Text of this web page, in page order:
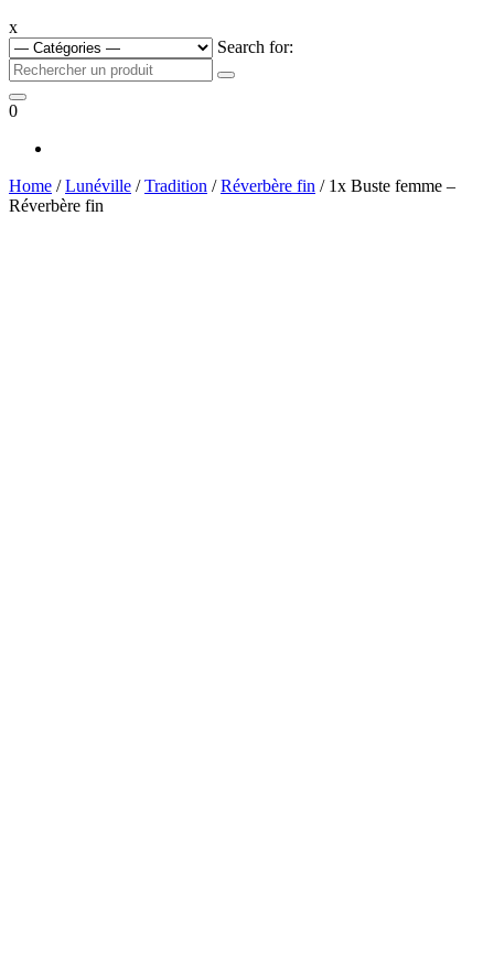
x
Search for:
0
Home /Lunéville /Tradition /Réverbère fin / 1x Buste femme –
Réverbère fin